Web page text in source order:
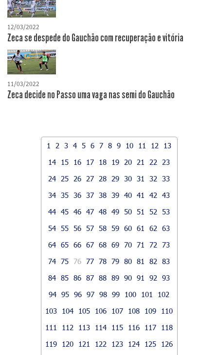
12/03/2022
Zeca se despede do Gauchão com recuperação e vitória
11/03/2022
Zeca decide no Passo uma vaga nas semi do Gauchão
1 2 3 4 5 6 7 8 9 10 11 12
13
14
15 16 17 18 19 20 21 22
23
24
25 26 27 28 29 30 31 32
33
34 35 36 37 38 39 40 41 42
43
44 45 46 47 48 49 50 51 52
53
54 55 56 57 58 59 60 61 62
63
64 65 66 67 68 69 70 71 72
73
74 75 76 77 78 79 80 81 82
83
84 85 86 87 88 89 90 91 92
93
94 95 96 97 98 99 100 101
102
103
104 105 106 107 108 109
110
111
112 113 114 115 116 117
118
119
120 121 122 123 124 125
126